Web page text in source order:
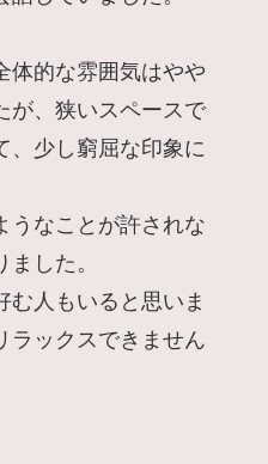
体的な雰囲気はやや
が、狭いスペースで
、少し窮屈な印象に
うなことが許されな
した。
む人もいると思いま
ラックスできません